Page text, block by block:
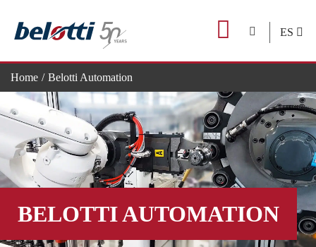
content
ES
Home Belotti Automation
BELOTTI AUTOMATION